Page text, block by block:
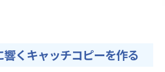
響くキャッチコピーを作る